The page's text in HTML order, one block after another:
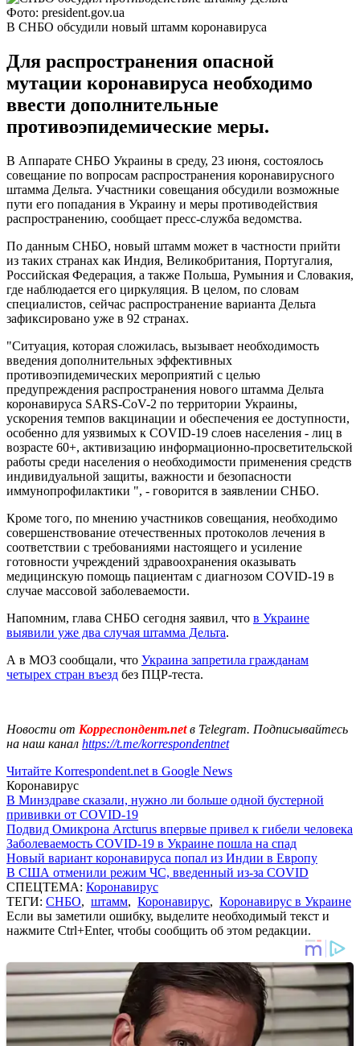
Фото: president.gov.ua
В СНБО обсудили новый штамм коронавируса
Для распространения опасной
мутации коронавируса необходимо
ввести дополнительные
противоэпидемические меры.
В Аппарате СНБО Украины в среду, 23 июня, состоялось
совещание по вопросам распространения коронавирусного
штамма Дельта. Участники совещания обсудили возможные
пути его попадания в Украину и меры противодействия
распространению, сообщает пресс-служба ведомства.
По данным СНБО, новый штамм может в частности прийти
из таких странах как Индия, Великобритания, Португалия,
Российская Федерация, а также Польша, Румыния и Словакия,
где наблюдается его циркуляция. В целом, по словам
специалистов, сейчас распространение варианта Дельта
зафиксировано уже в 92 странах.
"Ситуация, которая сложилась, вызывает необходимость
введения дополнительных эффективных
противоэпидемических мероприятий с целью
предупреждения распространения нового штамма Дельта
коронавируса SARS-CoV-2 по территории Украины,
ускорения темпов вакцинации и обеспечения ее доступности,
особенно для уязвимых к COVID-19 слоев населения - лиц в
возрасте 60+, активизацию информационно-просветительской
работы среди населения о необходимости применения средств
индивидуальной защиты, важности и безопасности
иммунопрофилактики ", - говорится в заявлении СНБО.
Кроме того, по мнению участников совещания, необходимо
совершенствование отечественных протоколов лечения в
соответствии с требованиями настоящего и усиление
готовности учреждений здравоохранения оказывать
медицинскую помощь пациентам с диагнозом COVID-19 в
случае массовой заболеваемости.
Напомним, глава СНБО сегодня заявил, что в Украине
выявили уже два случая штамма Дельта.
А в МОЗ сообщали, что Украина запретила гражданам
четырех стран въезд без ПЦР-теста.
Новости от Корреспондент.netв Telegram. Подписывайтесь
на наш канал https://t.me/korrespondentnet
Читайте Korrespondent.net в Google News
Коронавирус
В Минздраве сказали, нужно ли больше одной бустерной
прививки от COVID-19
Подвид Омикрона Arcturus впервые привел к гибели человека
Заболеваемость COVID-19 в Украине пошла на спад
Новый вариант коронавируса попал из Индии в Европу
В США отменили режим ЧС, введенный из-за COVID
СПЕЦТЕМА: Коронавирус
ТЕГИ: СНБО, штамм, Коронавирус, Коронавирус в Украине
Если вы заметили ошибку, выделите необходимый текст и
нажмите Ctrl+Enter, чтобы сообщить об этом редакции.